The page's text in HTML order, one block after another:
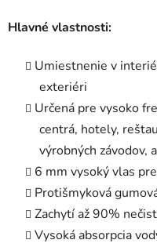
Hlavné vlastnosti:
Umiestnenie v
exteriéri
Určená pre vysoko
centrá, hotely,
výrobných závodov,
6 mm vysoký vlas
Protišmyková
Zachytí až 90%
Vysoká absorpcia